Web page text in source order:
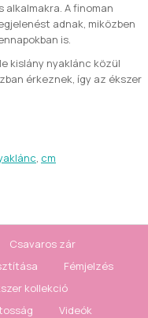
A finoman
adnak, miközben
is.
kislány nyaklánc közül
érkeznek, így az ékszer
, cm
Csavaros zár
Fémjelzés
kollekció
Videók